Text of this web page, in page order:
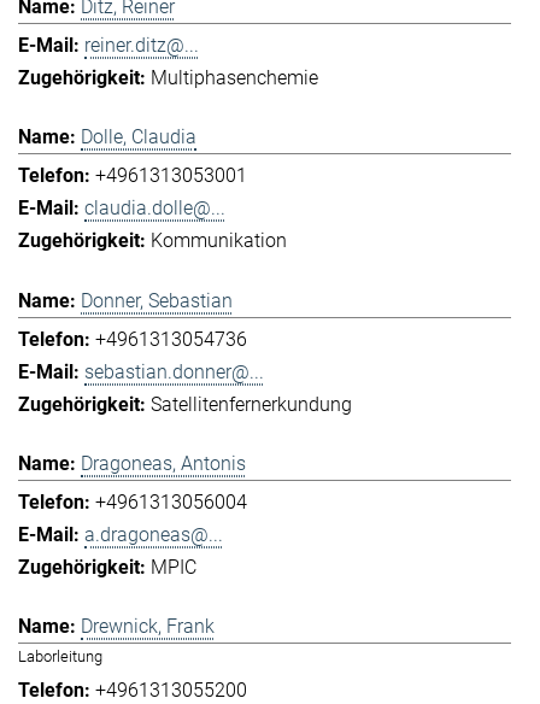
Ditz, Reiner
reiner.ditz@...
Multiphasenchemie
Dolle, Claudia
+4961313053001
claudia.dolle@...
Kommunikation
Donner, Sebastian
+4961313054736
sebastian.donner@...
Satellitenfernerkundung
Dragoneas, Antonis
+4961313056004
a.dragoneas@...
MPIC
Drewnick, Frank
Laborleitung
+4961313055200